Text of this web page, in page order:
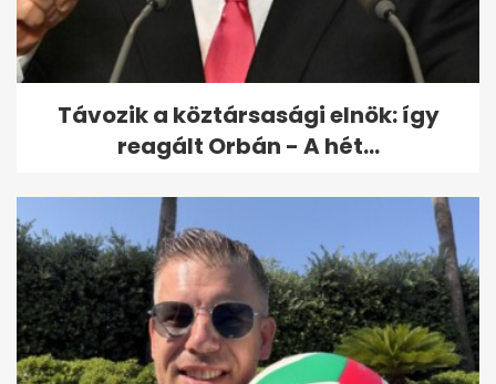
Távozik a köztársasági elnök: így
reagált Orbán - A hét...